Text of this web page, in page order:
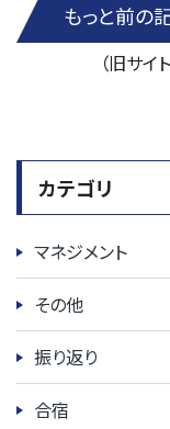
もっと前の
（旧サイ
カテゴリ
マネジメント
その他
振り返り
合宿